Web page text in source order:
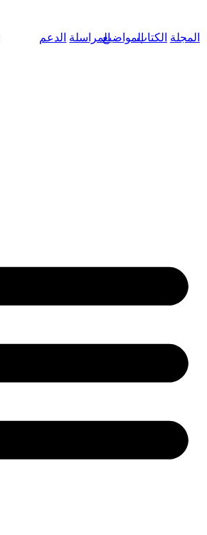
الدعم المراسلةالمواضيعالكتاب المجلة